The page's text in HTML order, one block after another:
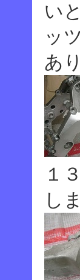
い
ッ
あ
１
し